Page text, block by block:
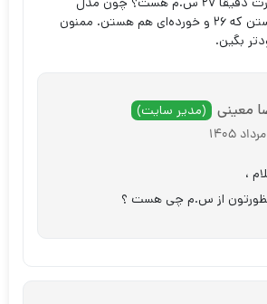
هایی هستن که ۲۶ و خورده‌ای هم هستن. ممنون
بگین.
معینی (مدیر سایت)
،
از س.م چی هست ؟